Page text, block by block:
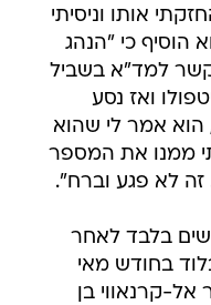
אותו וניסיתי
הוסיף כי "הנהג
למד"א בשביל
ואז נסע
הוא אמר לי שהוא
ממנו את המספר
זה לא פגע וברח".
בלבד לאחר
בחודש מאי
אל-קרנאווי בן